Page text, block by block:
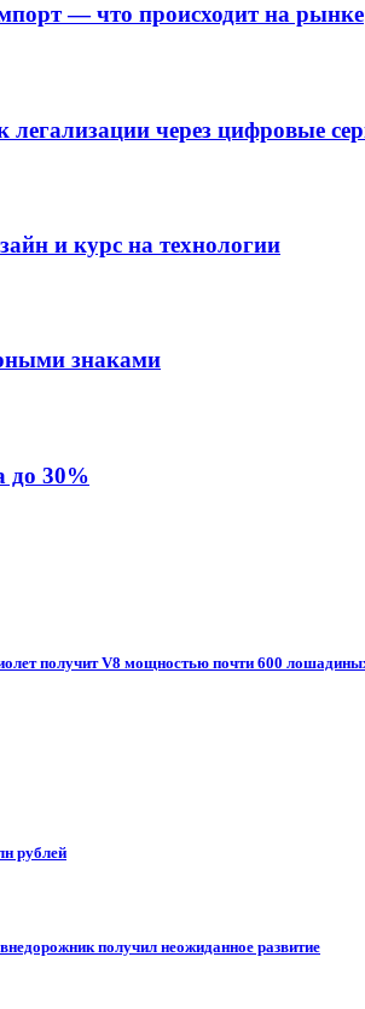
— что происходит на рынке
через цифровые
и курс на технологии
знаками
до 30%
получит V8 мощностью почти 600
рублей
получил неожиданное развитие